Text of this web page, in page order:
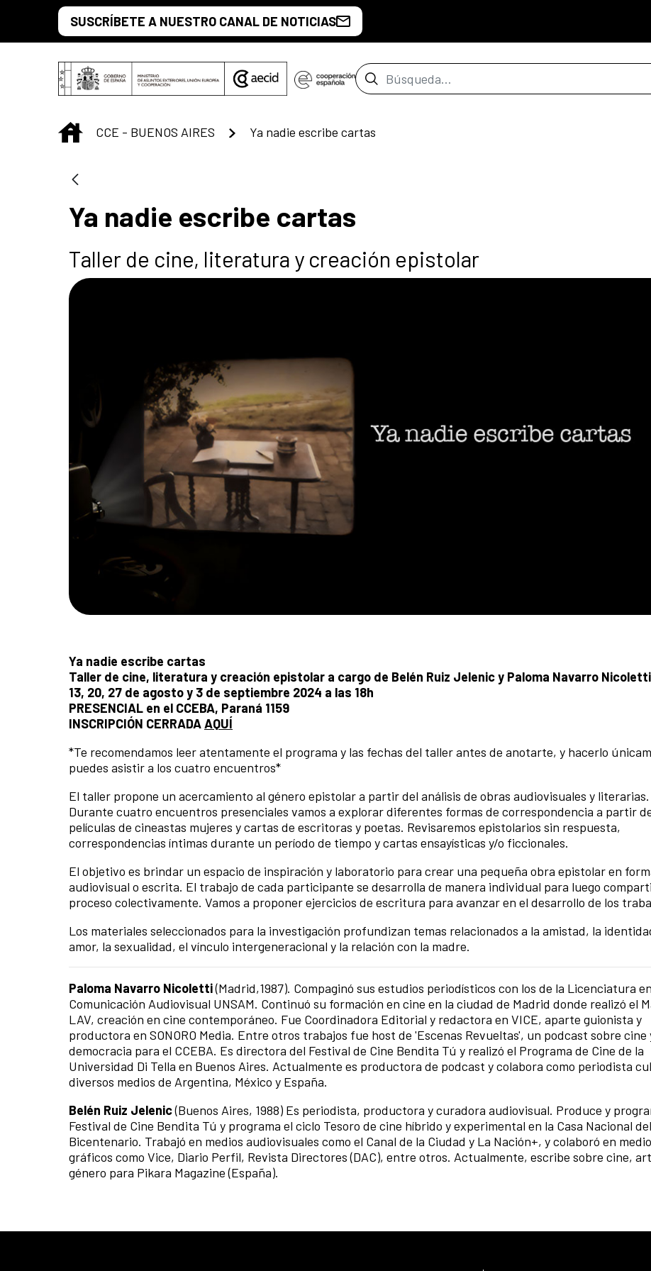
Saltar al contenido principal
SUSCRÍBETE A NUESTRO CANAL DE NOTICIAS
Barra de búsqueda
INICIO
CCE - BUENOS AIRES Ya nadie escribe cartas
Ya nadie escribe cartas
Taller de cine, literatura y creación epistolar
Ya nadie escribe cartas
Taller de cine, literatura y creación epistolar a cargo de Belén Ruiz Jelenic y Paloma Navarro Nicoletti
13, 20, 27 de agosto y 3 de septiembre 2024 a las 18h
PRESENCIAL en el CCEBA, Paraná 1159
INSCRIPCIÓN CERRADAAQUÍ
*Te recomendamos leer atentamente el programa y las fechas del taller antes de anotarte, y hacerlo
puedes asistir a los cuatro encuentros*
El taller propone un acercamiento al género epistolar a partir del análisis de obras audiovisuales y literarias.
Durante cuatro encuentros presenciales vamos a explorar diferentes formas de correspondencia a partir
películas de cineastas mujeres y cartas de escritoras y poetas. Revisaremos epistolarios sin respuesta,
correspondencias íntimas durante un período de tiempo y cartas ensayísticas y/o ficcionales.
El objetivo es brindar un espacio de inspiración y laboratorio para crear una pequeña obra epistolar en
audiovisual o escrita. El trabajo de cada participante se desarrolla de manera individual para luego
proceso colectivamente. Vamos a proponer ejercicios de escritura para avanzar en el desarrollo de los
Los materiales seleccionados para la investigación profundizan temas relacionados a la amistad, la
amor, la sexualidad, el vínculo intergeneracional y la relación con la madre.
Paloma Navarro Nicoletti(Madrid,1987). Compaginó sus estudios periodísticos con los de la Licenciatura en
Comunicación Audiovisual UNSAM. Continuó su formación en cine en la ciudad de Madrid donde realizó el
LAV, creación en cine contemporáneo. Fue Coordinadora Editorial y redactora en VICE, aparte guionista y
productora en SONORO Media. Entre otros trabajos fue host de 'Escenas Revueltas', un podcast sobre cine
democracia para el CCEBA. Es directora del Festival de Cine Bendita Tú y realizó el Programa de Cine de la
Universidad Di Tella en Buenos Aires. Actualmente es productora de podcast y colabora como periodista
diversos medios de Argentina, México y España.
Belén Ruiz Jelenic(Buenos Aires, 1988) Es periodista, productora y curadora audiovisual. Produce y
Festival de Cine Bendita Tú y programa el ciclo Tesoro de cine híbrido y experimental en la Casa Nacional del
Bicentenario. Trabajó en medios audiovisuales como el Canal de la Ciudad y La Nación+, y colaboró en
gráficos como Vice, Diario Perfil, Revista Directores (DAC), entre otros. Actualmente, escribe sobre cine,
género para Pikara Magazine (España).